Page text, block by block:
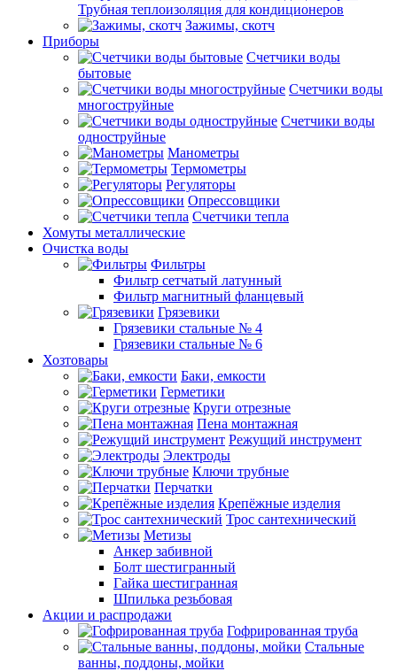
Трубная теплоизоляция для кондиционеров
Зажимы, скотч
Приборы
Счетчики воды
бытовые
Счетчики воды
многоструйные
Счетчики воды
одноструйные
Манометры
Термометры
Регуляторы
Опрессовщики
Счетчики тепла
Хомуты металлические
Очистка воды
Фильтры
Фильтр сетчатый латунный
Фильтр магнитный фланцевый
Грязевики
Грязевики стальные № 4
Грязевики стальные № 6
Хозтовары
Баки, емкости
Герметики
Круги отрезные
Пена монтажная
Режущий инструмент
Электроды
Ключи трубные
Перчатки
Крепёжные изделия
Трос сантехнический
Метизы
Анкер забивной
Болт шестигранный
Гайка шестигранная
Шпилька резьбовая
Акции и распродажи
Гофрированная труба
Стальные
ванны, поддоны, мойки